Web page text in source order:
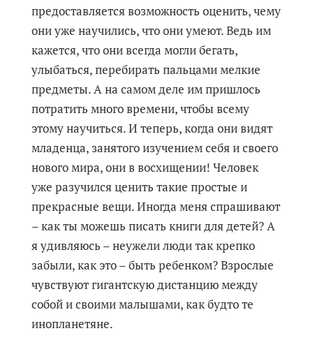
предоставляется возможность оценить, чему
они уже научились, что они умеют. Ведь им
кажется, что они всегда могли бегать,
улыбаться, перебирать пальцами мелкие
предметы. А на самом деле им пришлось
потратить много времени, чтобы всему
этому научиться. И теперь, когда они видят
младенца, занятого изучением себя и своего
нового мира, они в восхищении! Человек
уже разучился ценить такие простые и
прекрасные вещи. Иногда меня спрашивают
– как ты можешь писать книги для детей? А
я удивляюсь – неужели люди так крепко
забыли, как это – быть ребенком? Взрослые
чувствуют гигантскую дистанцию между
собой и своими малышами, как будто те
инопланетяне.